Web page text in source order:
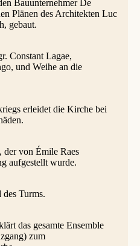
Bauunternehmer De
Plänen des Architekten Luc
gebaut.
Constant Lagae,
und Weihe an die
erleidet die Kirche bei
der von Émile Raes
aufgestellt wurde.
Turms.
das gesamte Ensemble
zum